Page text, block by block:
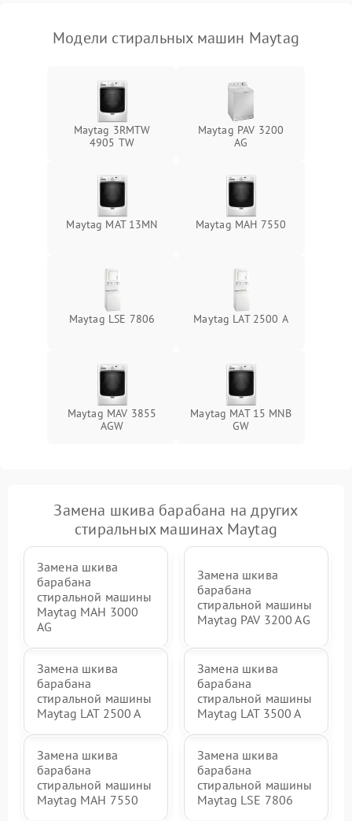
Модели стиральных машин Maytag
Maytag 3RMTW
4905 TW
Maytag PAV 3200
AG
Maytag MAT 13MN Maytag MAH 7550
Maytag LSE 7806 Maytag LAT 2500 A
Maytag MAV 3855
AGW
Maytag MAT 15 MNB
GW
Замена шкива барабана на других
стиральных машинах Maytag
Замена шкива
барабана
стиральной машины
Maytag MAH 3000
AG
Замена шкива
барабана
стиральной машины
Maytag PAV 3200 AG
Замена шкива
барабана
стиральной машины
Maytag LAT 2500 A
Замена шкива
барабана
стиральной машины
Maytag LAT 3500 A
Замена шкива
барабана
стиральной машины
Maytag MAH 7550
Замена шкива
барабана
стиральной машины
Maytag LSE 7806